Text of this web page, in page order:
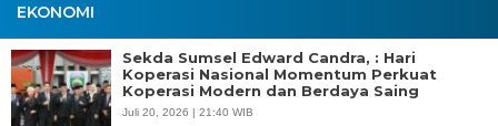
EKONOMI
Sekda Sumsel Edward Candra, : Hari
Koperasi Nasional Momentum Perkuat
Koperasi Modern dan Berdaya Saing
Juli 20, 2026 | 21:40 WIB